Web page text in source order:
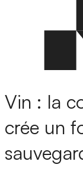
Vin : la
crée un